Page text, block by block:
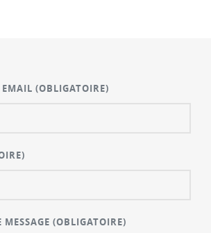
EMAIL(OBLIGATOIRE)
MESSAGE(OBLIGATOIRE)